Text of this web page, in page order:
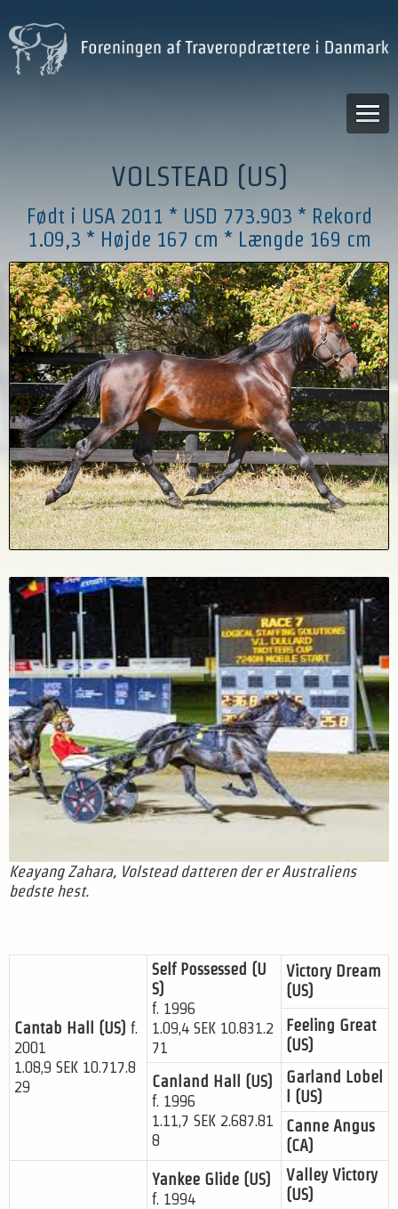
VOLSTEAD (US)
Født i USA 2011 * USD 773.903 * Rekord
1.09,3 * Højde 167 cm * Længde 169 cm
Keayang Zahara, Volstead datteren der er Australiens
bedste hest.
Cantab Hall (US) f.
2001
1.08,9 SEK 10.717.8
29
Self Possessed (U
S)
f. 1996
1.09,4 SEK 10.831.2
71
Victory Dream
(US)
Feeling Great
(US)
Canland Hall (US)
f. 1996
1.11,7 SEK 2.687.81
8
Garland Lobel
l (US)
Canne Angus
(CA)
Yankee Glide (US)
f. 1994
Valley Victory
(US)